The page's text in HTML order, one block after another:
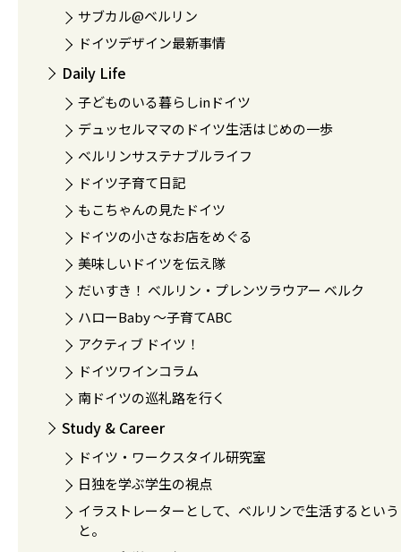
サブカル@ベルリン
ドイツデザイン最新事情
Daily Life
子どものいる暮らしinドイツ
デュッセルママのドイツ生活はじめの一歩
ベルリンサステナブルライフ
ドイツ子育て日記
もこちゃんの見たドイツ
ドイツの小さなお店をめぐる
美味しいドイツを伝え隊
だいすき！ ベルリン・プレンツラウアー ベルク
ハローBaby 〜子育てABC
アクティブ ドイツ！
ドイツワインコラム
南ドイツの巡礼路を行く
Study & Career
ドイツ・ワークスタイル研究室
日独を学ぶ学生の視点
イラストレーターとして、ベルリンで生活するとい
と。